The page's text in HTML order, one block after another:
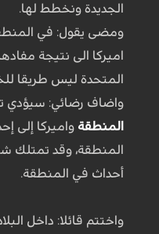
الجديدة ونخطط لها.
ومضى يقول: في
اميركا الى نتيجة
المتحدة ليس طريقا
واضاف رضائي: سيؤدي
المنطقة واميركا إلى
المنطقة، وقد تمتلك
أحداث في المنطقة.
واختتم قائلا: داخل